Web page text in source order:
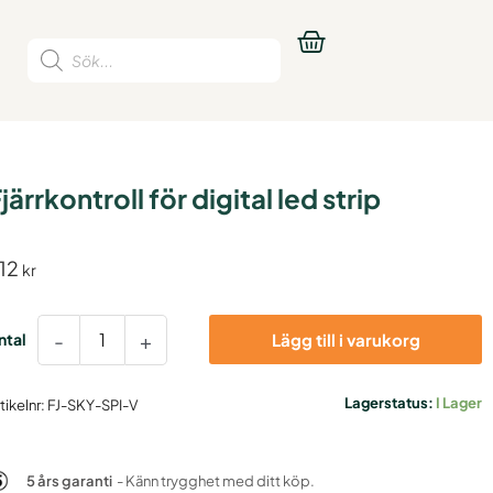
Produktsökning
för digital led strip
kr
- + Lägg till i varukorg
Lagerstatus: I Lager
FJ-SKY-SPI-V
5 års garanti - Känn trygghet med ditt köp.